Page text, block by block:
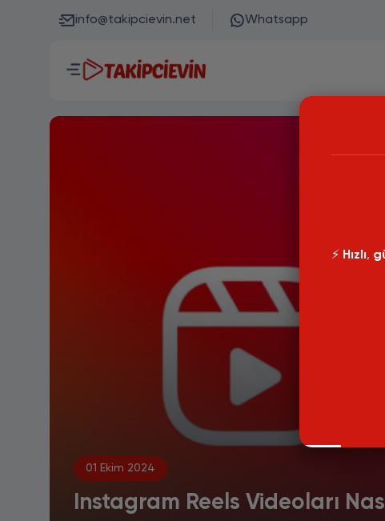
info@takipcievin.net Whatsapp
01 Ekim 2024
Instagram Reels Videoları
⚡️ Hızlı,